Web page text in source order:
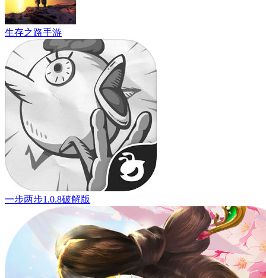
生存之路手游
一步两步1.0.8破解版